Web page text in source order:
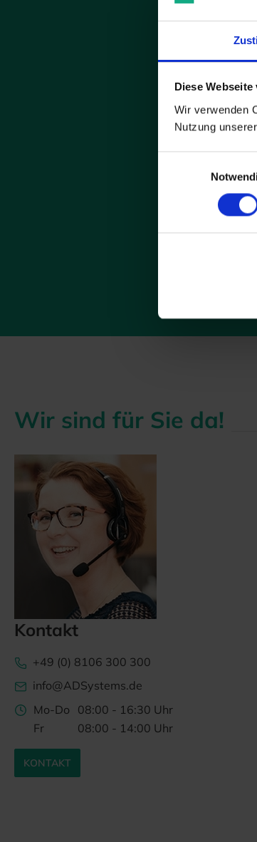
Diese
Wir verwenden
Nutzung
Wir sind für Sie da!
Kontakt
+49 (0) 8106 300 300
info@ADSystems.de
Mo-Do
08:00 - 16:30 Uhr
Fr
08:00 - 14:00 Uhr
KONTAKT